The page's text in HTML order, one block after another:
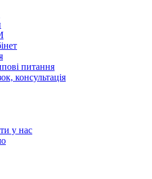
питання
консультація
у нас